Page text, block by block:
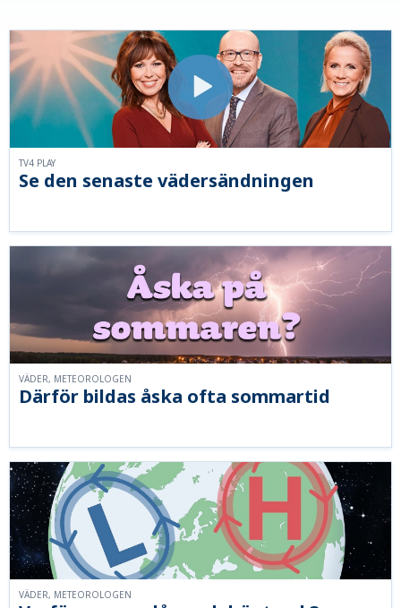
Se den senaste vädersändningen
TV4 PLAY
Därför bildas åska ofta sommartid
VÄDER, METEOROLOGEN
VÄDER, METEOROLOGEN